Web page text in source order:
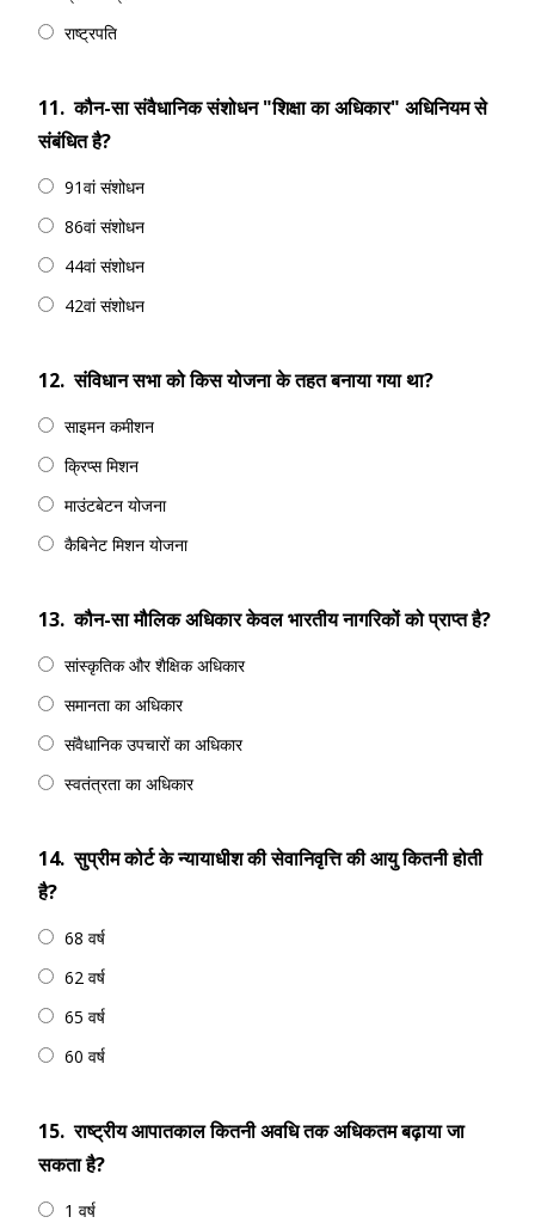
राष्ट्रपति
11. कौन-सा संवैधानिक संशोधन "शिक्षा का अधिकार" अधिनियम से
संबंधित है?
91वां संशोधन
86वां संशोधन
44वां संशोधन
42वां संशोधन
12. संविधान सभा को किस योजना के तहत बनाया गया था?
साइमन कमीशन
क्रिप्स मिशन
माउंटबेटन योजना
कैबिनेट मिशन योजना
13. कौन-सा मौलिक अधिकार केवल भारतीय नागरिकों को प्राप्त है?
सांस्कृतिक और शैक्षिक अधिकार
समानता का अधिकार
संवैधानिक उपचारों का अधिकार
स्वतंत्रता का अधिकार
14. सुप्रीम कोर्ट के न्यायाधीश की सेवानिवृत्ति की आयु कितनी होती
है?
68 वर्ष
62 वर्ष
65 वर्ष
60 वर्ष
15. राष्ट्रीय आपातकाल कितनी अवधि तक अधिकतम बढ़ाया जा
सकता है?
1 वर्ष